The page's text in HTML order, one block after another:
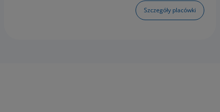
Szczegóły placówki